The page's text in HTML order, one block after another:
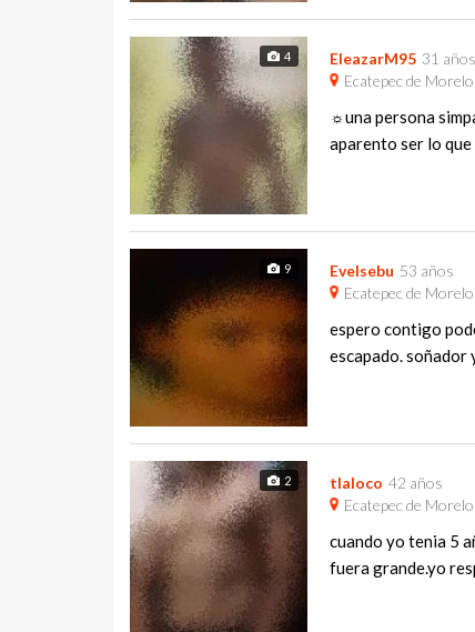
4 EleazarM95 31 años
Ecatepec de
☼una persona
aparento ser lo
9 Evelsebu 53 años
Ecatepec de
espero contigo
escapado. soñador
2 tlaloco 42 años
Ecatepec de
cuando yo tenia 5
fuera grande.yo